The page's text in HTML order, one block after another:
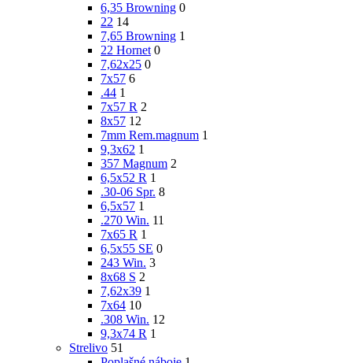
6,35 Browning 0
22 14
7,65 Browning 1
22 Hornet 0
7,62x25 0
7x57 6
.44 1
7x57 R 2
8x57 12
7mm Rem.magnum 1
9,3x62 1
357 Magnum 2
6,5x52 R 1
.30-06 Spr. 8
6,5x57 1
.270 Win. 11
7x65 R 1
6,5x55 SE 0
243 Win. 3
8x68 S 2
7,62x39 1
7x64 10
.308 Win. 12
9,3x74 R 1
Strelivo 51